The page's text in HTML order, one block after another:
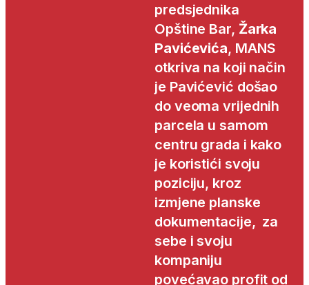
predsjednika
Opštine Bar, Žarka
Pavićevića, MANS
otkriva na koji način
je Pavićević došao
do veoma vrijednih
parcela u samom
centru grada i kako
je koristići svoju
poziciju, kroz
izmjene planske
dokumentacije, za
sebe i svoju
kompaniju
povećavao profit od